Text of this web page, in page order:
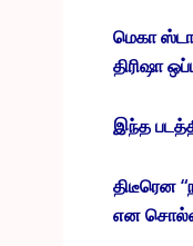
மெகா
திரிஷா
இந்த
திடீரென
என